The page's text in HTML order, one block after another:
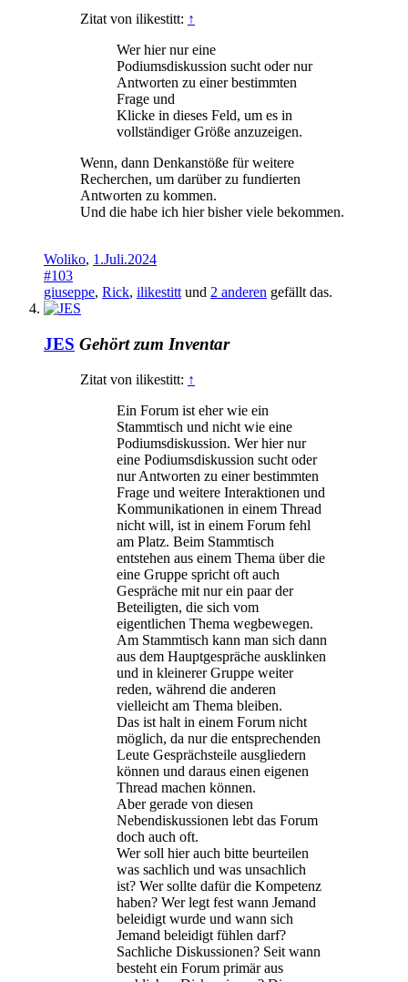
Zitat von ilikestitt: ↑
Wer hier nur eine
Podiumsdiskussion sucht oder nur
Antworten zu einer bestimmten
Frage und
Klicke in dieses Feld, um es in
vollständiger Größe anzuzeigen.
Wenn, dann Denkanstöße für weitere
Recherchen, um darüber zu fundierten
Antworten zu kommen.
Und die habe ich hier bisher viele bekommen.
Woliko, 1.Juli.2024
#103
giuseppe, Rick, ilikestitt und 2 anderen gefällt das.
JES Gehört zum Inventar
Zitat von ilikestitt: ↑
Ein Forum ist eher wie ein
Stammtisch und nicht wie eine
Podiumsdiskussion. Wer hier nur
eine Podiumsdiskussion sucht oder
nur Antworten zu einer bestimmten
Frage und weitere Interaktionen und
Kommunikationen in einem Thread
nicht will, ist in einem Forum fehl
am Platz. Beim Stammtisch
entstehen aus einem Thema über die
eine Gruppe spricht oft auch
Gespräche mit nur ein paar der
Beteiligten, die sich vom
eigentlichen Thema wegbewegen.
Am Stammtisch kann man sich dann
aus dem Hauptgespräche ausklinken
und in kleinerer Gruppe weiter
reden, während die anderen
vielleicht am Thema bleiben.
Das ist halt in einem Forum nicht
möglich, da nur die entsprechenden
Leute Gesprächsteile ausgliedern
können und daraus einen eigenen
Thread machen können.
Aber gerade von diesen
Nebendiskussionen lebt das Forum
doch auch oft.
Wer soll hier auch bitte beurteilen
was sachlich und was unsachlich
ist? Wer sollte dafür die Kompetenz
haben? Wer legt fest wann Jemand
beleidigt wurde und wann sich
Jemand beleidigt fühlen darf?
Sachliche Diskussionen? Seit wann
besteht ein Forum primär aus